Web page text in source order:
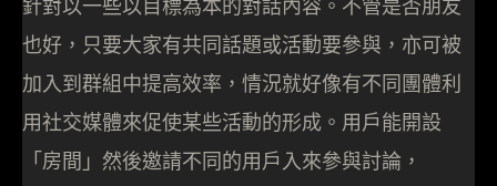
針對以一些以目標為本的對話內容。不管是否朋友
也好，只要大家有共同話題或活動要參與，亦可被
加入到群組中提高效率，情況就好像有不同團體利
用社交媒體來促使某些活動的形成。用戶能開設
「房間」然後邀請不同的用戶入來參與討論，